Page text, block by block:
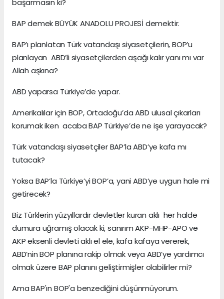
başarmasın ki?
BAP demek BÜYÜK ANADOLU PROJESİ demektir.
BAP’ı planlatan Türk vatandaşı siyasetçilerin, BOP’u
planlayan ABD’li siyasetçilerden aşağı kalır yanı mı var
Allah aşkına?
ABD yaparsa Türkiye’de yapar.
Amerikalılar için BOP, Ortadoğu’da ABD ulusal çıkarları
korumak iken acaba BAP Türkiye’de ne işe yarayacak?
Türk vatandaşı siyasetçiler BAP’la ABD’ye kafa mı
tutacak?
Yoksa BAP’la Türkiye’yi BOP’a, yani ABD’ye uygun hale mi
getirecek?
Biz Türklerin yüzyıllardır devletler kuran aklı her halde
dumura uğramış olacak ki, sanırım AKP-MHP-APO ve
AKP eksenli devleti aklı el ele, kafa kafaya vererek,
ABD’nin BOP planına rakip olmak veya ABD’ye yardımcı
olmak üzere BAP planını geliştirmişler olabilirler mi?
Ama BAP'ın BOP'a benzediğini düşünmüyorum.